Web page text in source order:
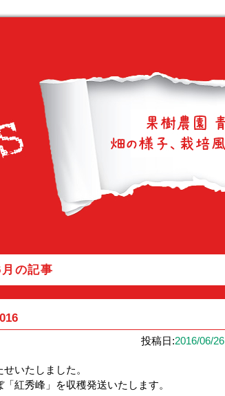
の記事
投稿日:2016/06/26
いたしました。
「紅秀峰」を収穫発送いたします。